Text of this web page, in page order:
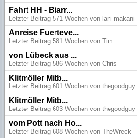
Fahrt HH - Biarr...
Letzter Beitrag 571 Wochen von lani makani
Anreise Fuerteve...
Letzter Beitrag 581 Wochen von Tim
von Lübeck aus ...
Letzter Beitrag 586 Wochen von Chris
Klitmöller Mitb...
Letzter Beitrag 601 Wochen von thegoodguy
Klitmöller Mitb...
Letzter Beitrag 603 Wochen von thegoodguy
vom Pott nach Ho...
Letzter Beitrag 608 Wochen von TheWreck